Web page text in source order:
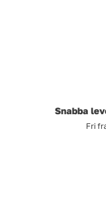
Snabba
Fri